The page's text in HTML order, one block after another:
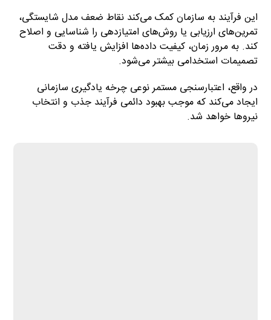
این فرآیند به سازمان کمک می‌کند نقاط ضعف مدل شایستگی،
تمرین‌های ارزیابی یا روش‌های امتیازدهی را شناسایی و اصلاح
کند. به مرور زمان، کیفیت داده‌ها افزایش یافته و دقت
تصمیمات استخدامی بیشتر می‌شود.
در واقع، اعتبارسنجی مستمر نوعی چرخه یادگیری سازمانی
ایجاد می‌کند که موجب بهبود دائمی فرآیند جذب و انتخاب
نیروها خواهد شد.